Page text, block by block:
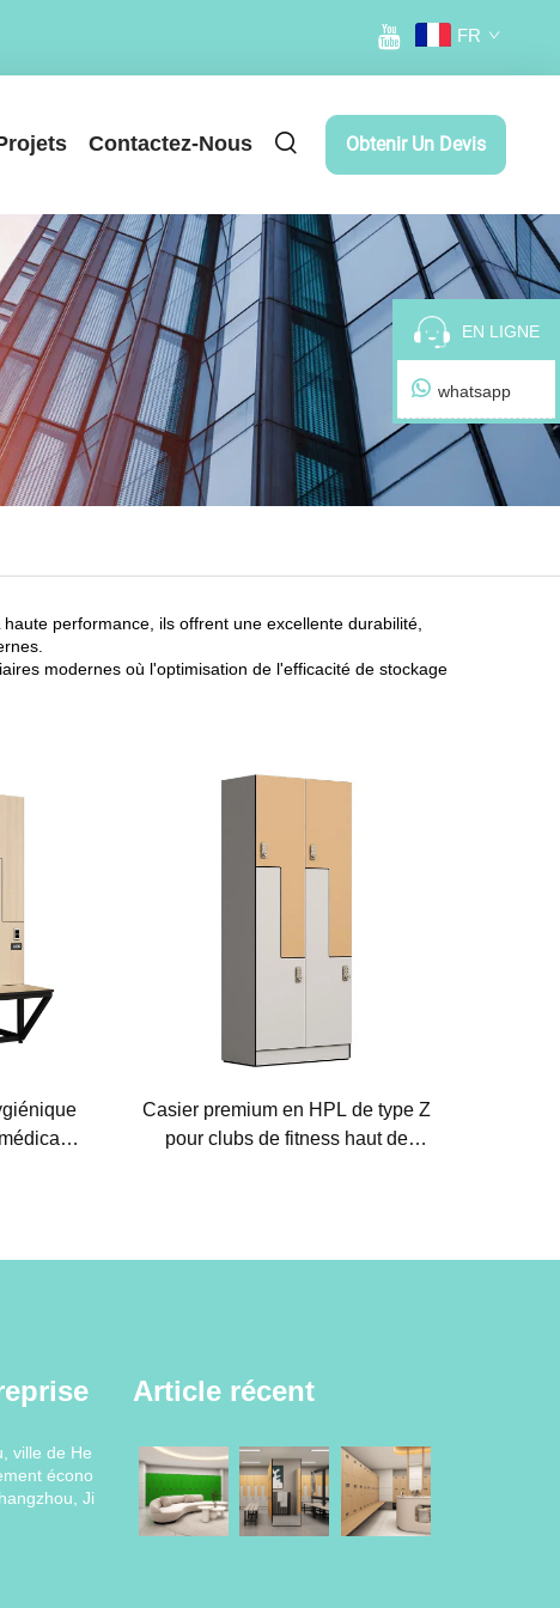
FR
Contactez-Nous Obtenir Un Devis
performance, ils offrent une excellente durabilité,
modernes où l'optimisation de l'efficacité de stockage
Casier premium en HPL de type Z
pour clubs de fitness haut de
EN LIGNE
whatsapp
ville de He
écono
Ji
Article récent